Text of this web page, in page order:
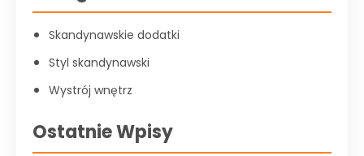
Skandynawskie dodatki
Styl skandynawski
Wystrój wnętrz
Ostatnie Wpisy